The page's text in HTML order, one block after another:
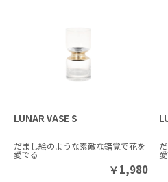
LUNAR VASE S
だまし絵のような素敵な錯覚で花を
愛でる
￥1,980